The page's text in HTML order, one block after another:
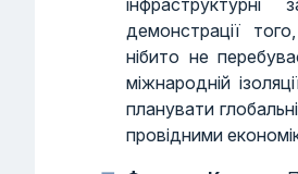
інфраструктурні
демонстрації
нібито не
міжнародній
планувати
провідними